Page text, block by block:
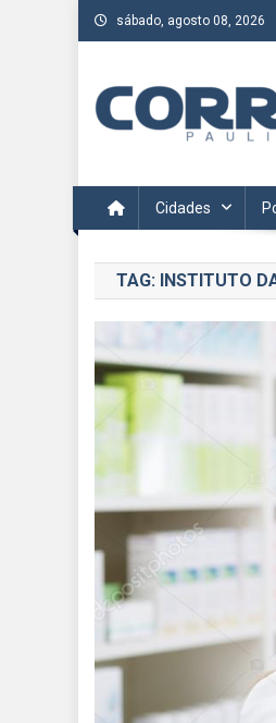
Skip
to
sábado, agosto 08, 2026
Acompanhe as últimas
Cidades
TAG: INSTITUTO